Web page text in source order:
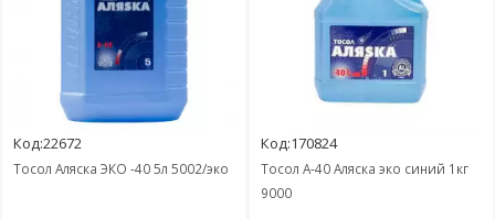
Код:22672
Тосол Аляска ЭКО -40 5л 5002/эко
Код:170824
Тосол А-40 Аляска эко синий 1кг
9000